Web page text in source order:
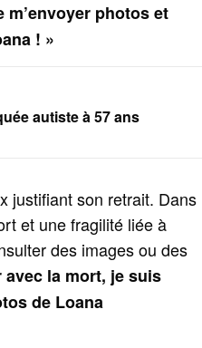
photos et
! »
autiste à 57 ans
justifiant son retrait. Dans
et une fragilité liée à
des images ou des
la mort, je suis
de Loana